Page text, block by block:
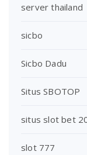
server thailand
sicbo
Sicbo Dadu
Situs SBOTOP
situs slot bet
slot 777